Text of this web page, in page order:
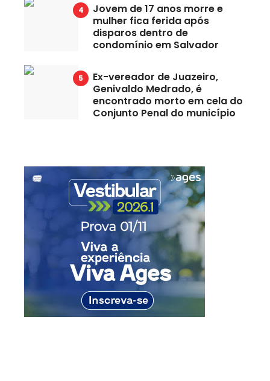
Jovem de 17 anos morre e
mulher fica ferida após
disparos dentro de
condomínio em Salvador
Ex-vereador de Juazeiro,
Genivaldo Medrado, é
encontrado morto em cela do
Conjunto Penal do município